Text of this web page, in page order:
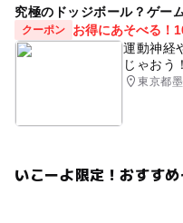
究極のドッジボール？ゲー
クーポン
お得にあそべる！
運動神経
じゃおう！
東京都
いこーよ限定！おすす